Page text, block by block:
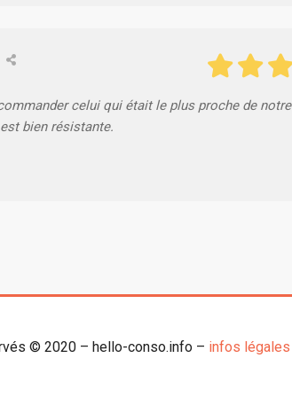
celui qui était le plus proche de notre
bien résistante.
© 2020 – hello-conso.info – infos légales